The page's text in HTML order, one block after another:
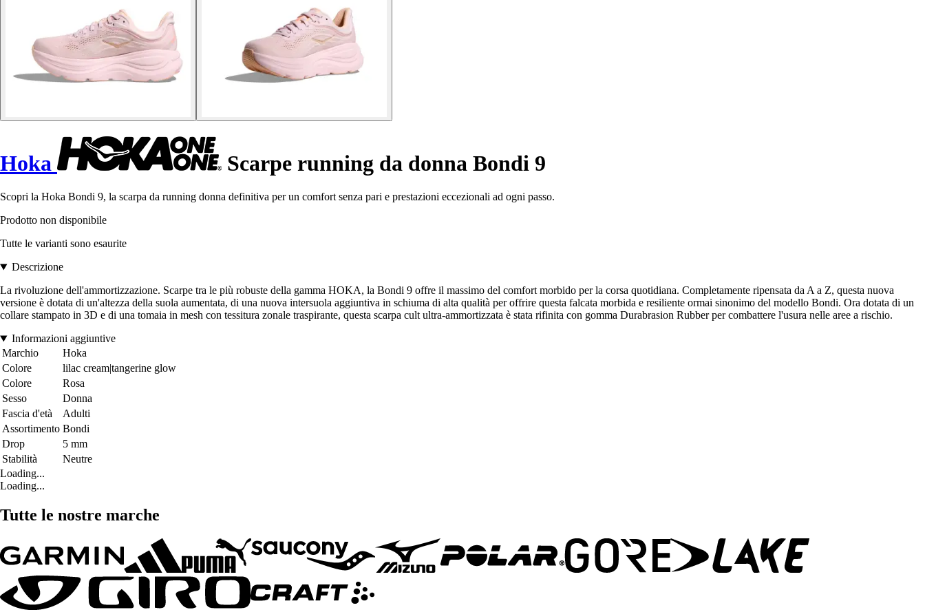
Hoka Scarpe running da donna Bondi 9
Scopri la Hoka Bondi 9, la scarpa da running donna definitiva per un comfort senza pari e prestazioni eccezionali ad ogni passo.
Prodotto non disponibile
Tutte le varianti sono esaurite
Descrizione
La rivoluzione dell'ammortizzazione. Scarpe tra le più robuste della gamma HOKA, la Bondi 9 offre il massimo del comfort morbido per la corsa quotidiana. Completamente ripensata da A a Z, questa nuova
versione è dotata di un'altezza della suola aumentata, di una nuova intersuola aggiuntiva in schiuma di alta qualità per offrire questa falcata morbida e resiliente ormai sinonimo del modello Bondi. Ora dotata di un
collare stampato in 3D e di una tomaia in mesh con tessitura zonale traspirante, questa scarpa cult ultra-ammortizzata è stata rifinita con gomma Durabrasion Rubber per combattere l'usura nelle aree a rischio.
Informazioni aggiuntive
Marchio
Hoka
Colore
lilac cream|tangerine glow
Colore
Rosa
Sesso
Donna
Fascia d'età
Adulti
Assortimento Bondi
Drop
5 mm
Stabilità
Neutre
Loading...
Loading...
Tutte le nostre marche